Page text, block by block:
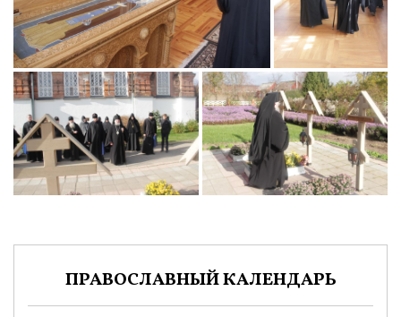
ПРАВОСЛАВНЫЙ КАЛЕНДАРЬ